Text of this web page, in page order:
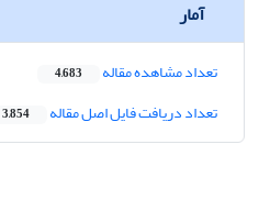
آمار
تعداد مشاهده مقاله 4,683
تعداد دریافت فایل اصل مقاله 3,854